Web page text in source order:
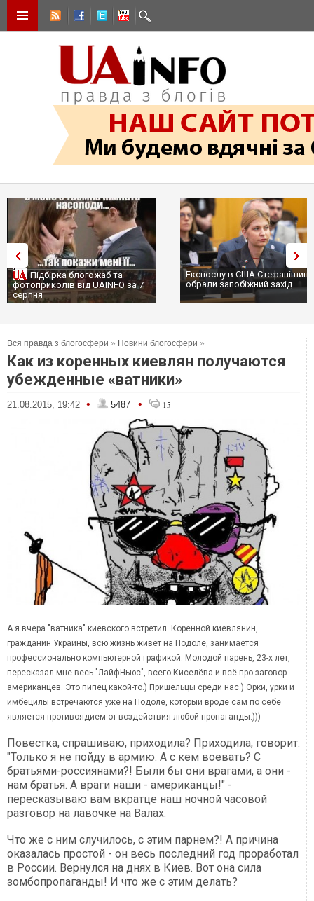
Підбірка блогожаб та
фотоприколів від UAINFO за 7
серпня
Експослу в США
обрали запобіжний захід
Вся правда з блогосфери » Новини блогосфери »
Как из коренных киевлян получаются
убежденные «ватники»
21.08.2015, 19:42 • 5487 • 15
А я вчера "ватника" киевского встретил. Коренной киевлянин,
гражданин Украины, всю жизнь живёт на Подоле, занимается
профессионально компьютерной графикой. Молодой парень, 23-х лет,
пересказал мне весь "ЛайфНьюс", всего Киселёва и всё про заговор
американцев. Это пипец какой-то.) Пришельцы среди нас.) Орки, урки и
имбецилы встречаются уже на Подоле, который вроде сам по себе
является противоядием от воздействия любой пропаганды.)))
Повестка, спрашиваю, приходила? Приходила, говорит.
"Только я не пойду в армию. А с кем воевать? С
братьями-россиянами?! Были бы они врагами, а они -
нам братья. А враги наши - американцы!" -
пересказываю вам вкратце наш ночной часовой
разговор на лавочке на Валах.
Что же с ним случилось, с этим парнем?! А причина
оказалась простой - он весь последний год проработал
в России. Вернулся на днях в Киев. Вот она сила
зомбопропаганды! И что же с этим делать?